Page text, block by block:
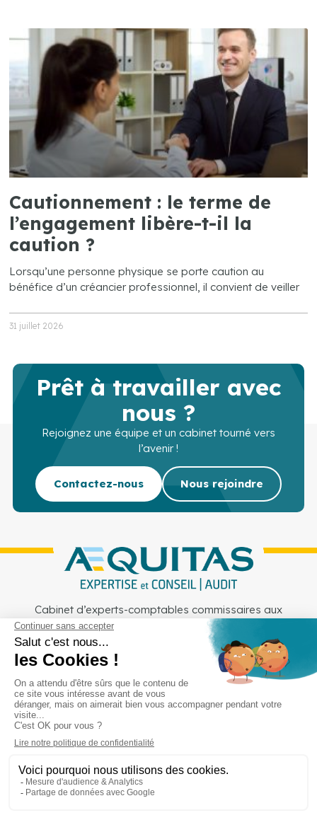
Cautionnement : le terme de
l’engagement libère-t-il la
caution ?
Lorsqu’une personne physique se porte caution au
bénéfice d’un créancier professionnel, il convient de veiller
31 juillet 2026
Prêt à travailler avec
nous ?
Rejoignez une équipe et un cabinet tourné vers
l’avenir !
Contactez-nous Nous rejoindre
Cabinet d’experts-comptables commissaires aux
comptes sur Lille, Lens et Douai
Services Secteurs Outils
Cabinet
Recrutement